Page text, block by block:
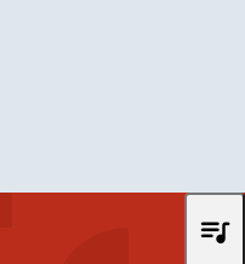
queue_music